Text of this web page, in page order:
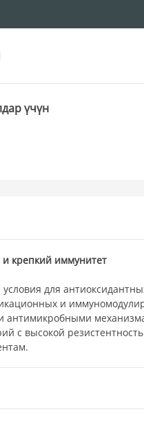
үчүн
крепкий иммунитет
для
и
антимикробными
с высокой